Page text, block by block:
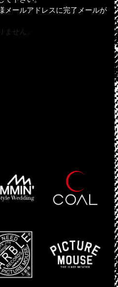
メールアドレスに完了メールが
せん。